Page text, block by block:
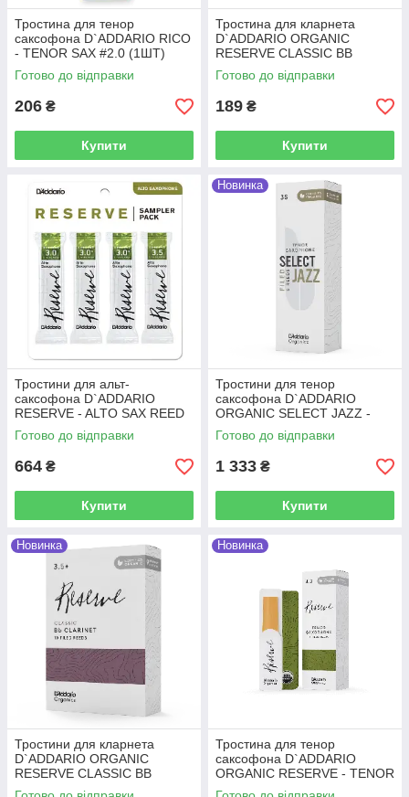
Тростина для тенор
саксофона D`ADDARIO RICO
- TENOR SAX #2.0 (1ШТ)
Готово до відправки
206 ₴
Купити
Тростина для кларнета
D`ADDARIO ORGANIC
RESERVE CLASSIC BB
CLARINET #3.5+ (1 ШТ)
Готово до відправки
189 ₴
Купити
Тростини для альт-
саксофона D`ADDARIO
RESERVE - ALTO SAX REED
SAMPLER PACK #3.0/3.0+/3.5
Готово до відправки
664 ₴
Купити
Новинка
Тростини для тенор
саксофона D`ADDARIO
ORGANIC SELECT JAZZ -
TENOR SAX FILED 3S - 5
PACK
Готово до відправки
1 333 ₴
Купити
Новинка
Тростини для кларнета
D`ADDARIO ORGANIC
RESERVE CLASSIC BB
CLARINET #3.5+ - 10 PACK
Новинка
Тростина для тенор
саксофона D`ADDARIO
ORGANIC RESERVE - TENOR
SAX #3.0 - (1 ШТ)